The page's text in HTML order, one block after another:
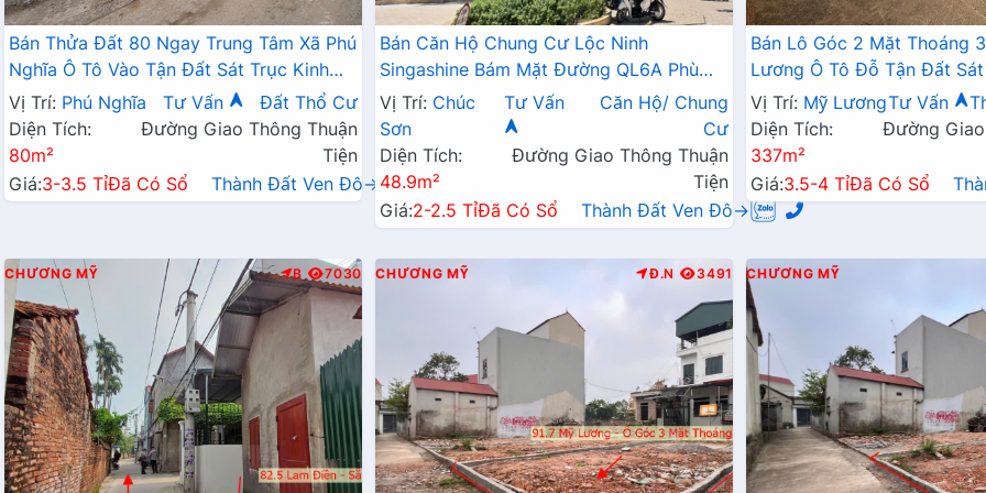
Bán Thửa Đất 80 Ngay Trung Tâm Xã Phú
Nghĩa Ô Tô Vào Tận Đất Sát Trục Kinh
Doanh Gần KCN Phú Nghĩa
Vị Trí: Phú Nghĩa Tư Vấn
Đất Thổ Cư
Diện Tích:
80m²
Đường Giao Thông Thuận
Tiện
Giá:3-3.5 TỉĐã Có Sổ Thành Đất Ven Đô→
Bán Căn Hộ Chung Cư Lộc Ninh
Singashine Bám Mặt Đường QL6A Phù
Hợp Cho Hộ Gia Đình Định Cư Lâu Dài
Vị Trí: Chúc
Sơn
Tư Vấn
Căn Hộ/ Chung
Cư
Diện Tích:
48.9m²
Đường Giao Thông Thuận
Tiện
Giá:2-2.5 TỉĐã Có Sổ Thành Đất Ven Đô→
Bán Lô Góc 2 Mặt Thoáng
Lương Ô Tô Đỗ Tận Đất
Kinh Doanh Liên Xã
Vị Trí: Mỹ LươngTư Vấn
Diện Tích:
337m²
Đường
Giá:3.5-4 TỉĐã Có Sổ
CHƯƠNG MỸ B 7030 CHƯƠNG MỸ Đ.N 3491 CHƯƠNG MỸ